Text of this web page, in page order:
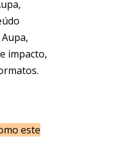
impacto,
este